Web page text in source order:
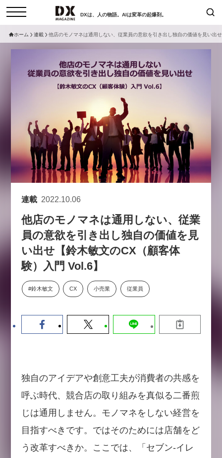
DXは、人の物語。AIは変革の起爆剤。
セミナー ニュース
日本オムニチャネル協会
トップページ
特集
サイトマップ
お問い合わせ
個人情報保護法について
現在開催予定のセミナー
セミナー
【8/12開催】「イノベーションを
数値化する」～投資される事業の
基準と、終活DX「SouSou」に
学ぶ資金調達・巻き込みのリアル
【9/30開催】AIで何でもできる時
代に、なぜ「DX人財」というキ
ャリアが求められるのか
2026-08-07
ホーム 連載 他店のモノマネは通用しない、従業員の意欲を引き出し独自の価値を見い出
連載 2022.10.06
他店のモノマネは通用しない、従業
員の意欲を引き出し独自の価値を見
い出せ【鈴木敏文のCX（顧客体
験）入門 Vol.6】
#鈴木敏文 CX 小売業 従業員
独自のアイデアや創意工夫が消費者の共感を
呼ぶ時代、競合店の取り組みを真似る二番煎
じは通用しません。モノマネをしない経営を
目指すべきです。ではそのためには店舗をど
う改革すべきか。ここでは、「セブン‐イレ